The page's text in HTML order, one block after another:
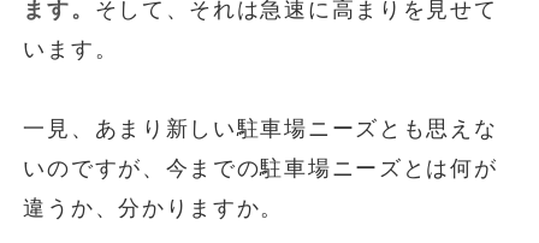
ます。 そして、それは急速に高まりを見せて
います。
一見、あまり新しい駐車場ニーズとも思えな
いのですが、今までの駐車場ニーズとは何が
違うか、分かりますか。